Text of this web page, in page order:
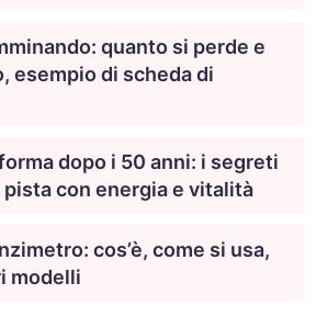
quanto si perde e
esempio di scheda di
dopo i 50 anni: i segreti
con energia e vitalità
cos’è, come si usa,
modelli